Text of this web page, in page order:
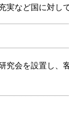
実など国に対し
究会を設置し